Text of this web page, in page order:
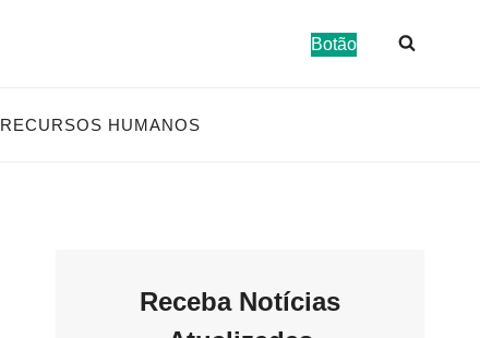
Botão
RECURSOS HUMANOS
Receba Notícias